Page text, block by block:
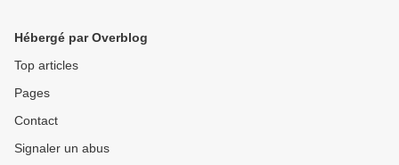
Hébergé par Overblog
Top articles
Pages
Contact
Signaler un abus